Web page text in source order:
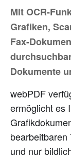
Mit OCR-
Grafiken,
Fax-
Dokumente
webPDF
ermöglicht es
und nur